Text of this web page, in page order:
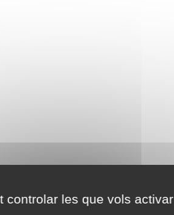
controlar les que vols activar